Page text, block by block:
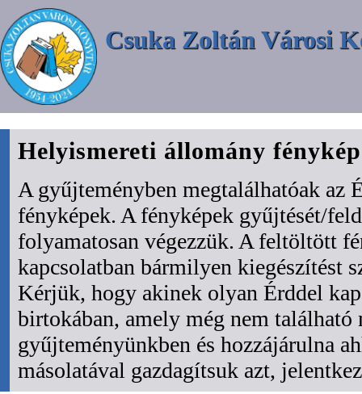
Csuka Zoltán Városi
Helyismereti állomány
A gyűjteményben megtalálhatóak az
fényképek. A fényképek gyűjtését/
folyamatosan végezzük. A feltöltött
kapcsolatban bármilyen kiegészítést
Kérjük, hogy akinek olyan Érddel
birtokában, amely még nem található
gyűjteményünkben és hozzájárulna
másolatával gazdagítsuk azt,